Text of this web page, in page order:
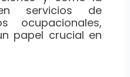
servicios de
ocupacionales,
papel crucial en